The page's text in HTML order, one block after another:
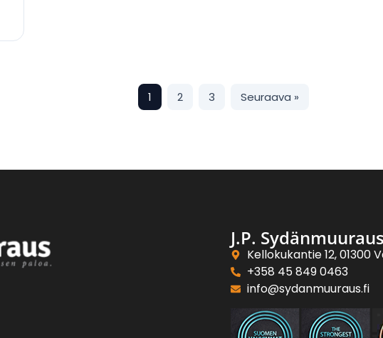
1 2 3 Seuraava »
J.P.
Kellokukantie 12, 01300
+358 45 849 0463
info@sydanmuuraus.fi